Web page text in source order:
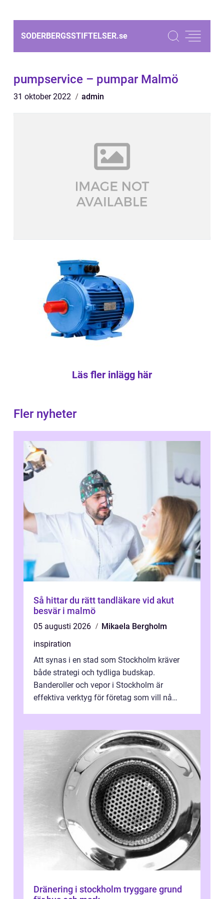
SODERBERGSSTIFTELSER.se
pumpservice – pumpar Malmö
31 oktober 2022 admin
Läs fler inlägg här
Fler nyheter
Så hittar du rätt tandläkare vid akut
besvär i malmö
05 augusti 2026
Mikaela Bergholm
inspiration
Att synas i en stad som Stockholm kräver
både strategi och tydliga budskap.
Banderoller och vepor i Stockholm är
effektiva verktyg för företag som vill nå
Dränering i stockholm tryggare grund